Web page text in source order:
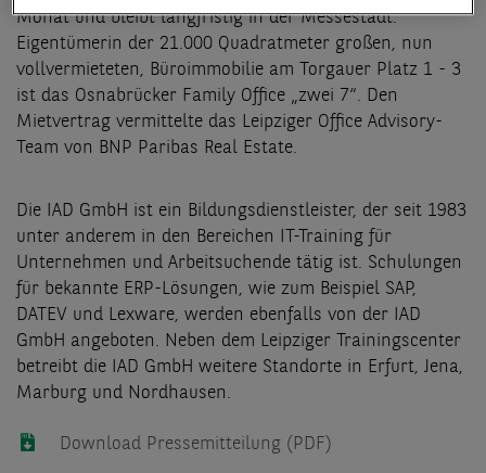
Monat und bleibt langfristig in der Messestadt.
Eigentümerin der 21.000 Quadratmeter großen, nun
vollvermieteten, Büroimmobilie am Torgauer Platz 1 - 3
ist das Osnabrücker Family Office „zwei 7“. Den
Mietvertrag vermittelte das Leipziger Office Advisory-
Team von BNP Paribas Real Estate.
Die IAD GmbH ist ein Bildungsdienstleister, der seit 1983
unter anderem in den Bereichen IT-Training für
Unternehmen und Arbeitsuchende tätig ist. Schulungen
für bekannte ERP-Lösungen, wie zum Beispiel SAP,
DATEV und Lexware, werden ebenfalls von der IAD
GmbH angeboten. Neben dem Leipziger Trainingscenter
betreibt die IAD GmbH weitere Standorte in Erfurt, Jena,
Marburg und Nordhausen.
Download Pressemitteilung (PDF)